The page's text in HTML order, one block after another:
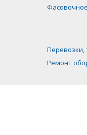
Перевозки,
Ремонт